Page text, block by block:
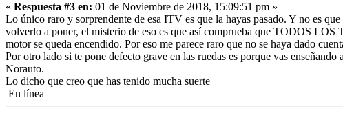
« Respuesta #3 en: 01 de Noviembre de 2018, 15:09:51 pm »
Lo único raro y sorprendente de esa ITV es que la hayas pasado. Y no es
volverlo a poner, el misterio de eso es que así comprueba que TODOS LOS
motor se queda encendido. Por eso me parece raro que no se haya dado
Por otro lado si te pone defecto grave en las ruedas es porque vas
Norauto.
Lo dicho que creo que has tenido mucha suerte
En línea